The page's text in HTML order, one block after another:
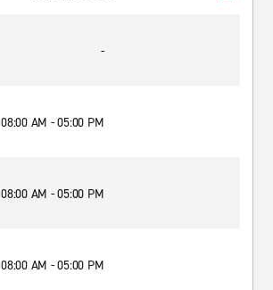
-
08:00 AM - 05:00 PM
08:00 AM - 05:00 PM
08:00 AM - 05:00 PM